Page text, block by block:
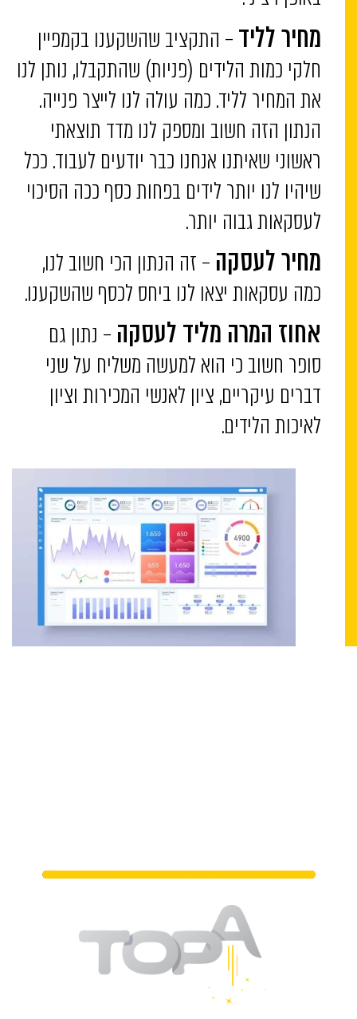
מחיר לליד – התקציב שהשקענו בקמפיין
חלקי כמות הלידים (פניות) שהתקבלו, נותן לנו
את המחיר לליד. כמה עולה לנו לייצר פנייה.
הנתון הזה חשוב ומספק לנו מדד תוצאתי
ראשוני שאיתנו אנחנו כבר יודעים לעבוד. ככל
שיהיו לנו יותר לידים בפחות כסף ככה הסיכוי
לעסקאות גבוה יותר.
מחיר לעסקה – זה הנתון הכי חשוב לנו,
כמה עסקאות יצאו לנו ביחס לכסף שהשקענו.
אחוז המרה מליד לעסקה – נתון גם
סופר חשוב כי הוא למעשה משליח על שני
דברים עיקריים, ציון לאנשי המכירות וציון
לאיכות הלידים.